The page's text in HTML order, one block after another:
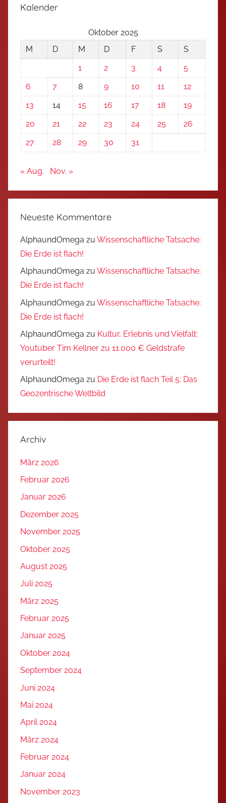
Kalender
Oktober 2025
M
D M D F S
S
1
2 3 4
5
6
7 8 9 10 11
12
13
14 15 16 17 18
19
20
21 22 23 24 25
26
27
28 29 30 31
« Aug. Nov. »
Neueste Kommentare
AlphaundOmega zu Wissenschaftliche Tatsache:
Die Erde ist flach!
AlphaundOmega zu Wissenschaftliche Tatsache:
Die Erde ist flach!
AlphaundOmega zu Wissenschaftliche Tatsache:
Die Erde ist flach!
AlphaundOmega zu Kultur, Erlebnis und Vielfalt:
Youtuber Tim Kellner zu 11.000 € Geldstrafe
verurteilt!
AlphaundOmega zu Die Erde ist flach Teil 5: Das
Geozentrische Weltbild
Archiv
März 2026
Februar 2026
Januar 2026
Dezember 2025
November 2025
Oktober 2025
August 2025
Juli 2025
März 2025
Februar 2025
Januar 2025
Oktober 2024
September 2024
Juni 2024
Mai 2024
April 2024
März 2024
Februar 2024
Januar 2024
November 2023